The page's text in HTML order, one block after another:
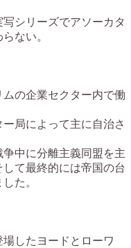
シリーズでアソーカタ
ない。
の企業セクター内で働
局によって主に自治さ
中に分離主義同盟を主
て最終的には帝国の台
た。
したヨードとローワ